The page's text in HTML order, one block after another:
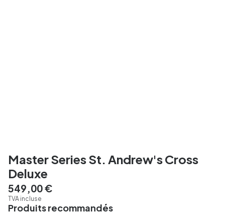
Master Series St. Andrew's Cross
Deluxe
549,00 €
TVA incluse
Produits recommandés